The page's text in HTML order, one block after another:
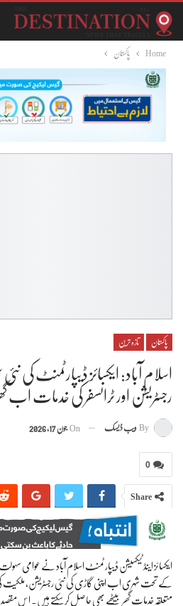
Home پاکستان
پاکستان تازہ ترین
اسلام آباد: ایکسائز ڈیپارٹمنٹ کی
رجسٹریشن اور ٹرانسفر کی خدمات اب
By ویب ڈیسک On جون 17, 2026
0
Share
ایکسائز اینڈ ٹیکسیشن ڈیپارٹمنٹ اسلام آباد نے عوامی
کے تحت شہری اب اپنی گاڑی کی نئی رجسٹریشن، ملکیت
متعلقہ خدمات گھر بیٹھے بھی حاصل کر سکتے ہیں۔ اس